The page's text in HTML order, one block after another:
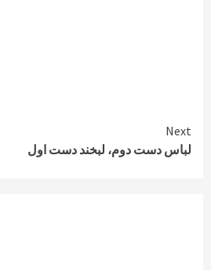
Next
لباس دست دوم، لبخند دست اول